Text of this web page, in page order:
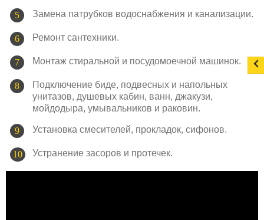
Замена патрубков водоснабжения и канализации.
Ремонт сантехники.
Монтаж стиральной и посудомоечной машинок.
Подключение биде, подвесных и напольных
унитазов, душевых кабин, ванн, джакузи,
мойдодыра, умывальников и раковин.
Установка смесителей, прокладок, сифонов.
Устранение засоров и протечек.